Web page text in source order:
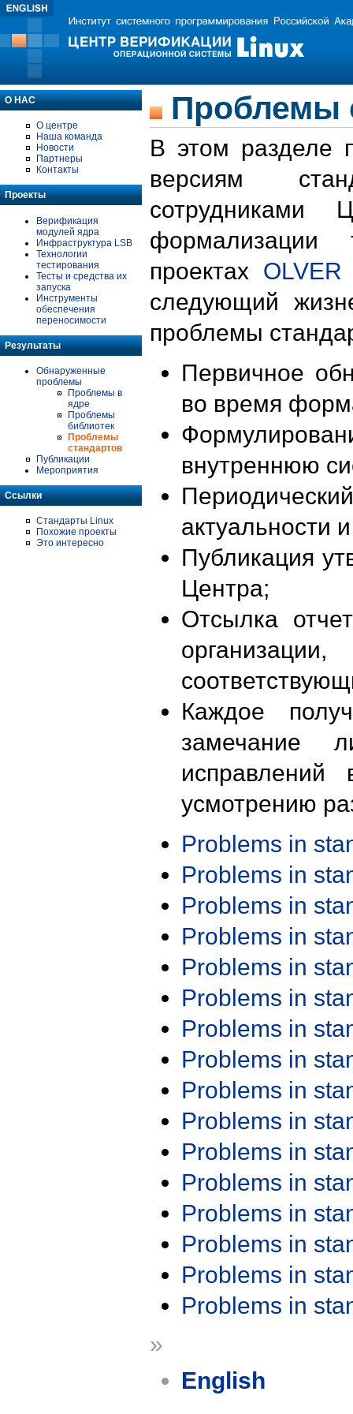
О НАС
О центре
Наша команда
Новости
Партнеры
Контакты
Проекты
Верификация
модулей ядра
Инфраструктура LSB
Технологии
тестирования
Тесты и средства их
запуска
Инструменты
обеспечения
переносимости
Результаты
Обнаруженные
проблемы
Проблемы в
ядре
Проблемы
библиотек
Проблемы
стандартов
Публикации
Мероприятия
Ссылки
Стандарты Linux
Похожие проекты
Это интересно
Проблемы
В этом разделе
версиям
формализации
проектах OLVER
следующий
проблемы
Первичное
во время
внутреннюю
актуальности
Публикация
Центра;
Отсылка
Каждое
замечание
исправлений
усмотрению
Problems in
Problems in
Problems in
Problems in
Problems in
Problems in
Problems in
Problems in
Problems in
Problems in
Problems in
Problems in
Problems in
Problems in
Problems in
Problems in
»
English